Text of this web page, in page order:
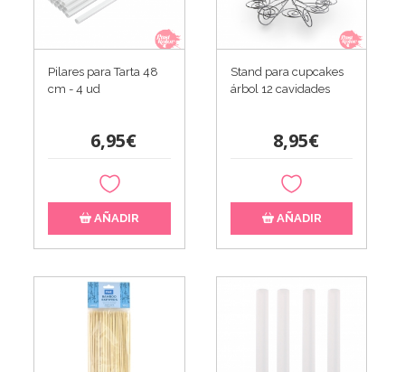
Pilares para Tarta 48
cm - 4 ud
6,95€
AÑADIR
Stand para cupcakes
árbol 12 cavidades
8,95€
AÑADIR